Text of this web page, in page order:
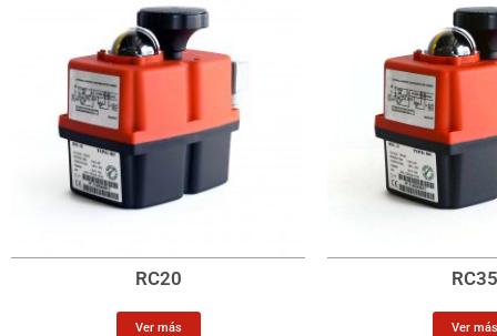
RC20
Ver más
RC35
Ver más